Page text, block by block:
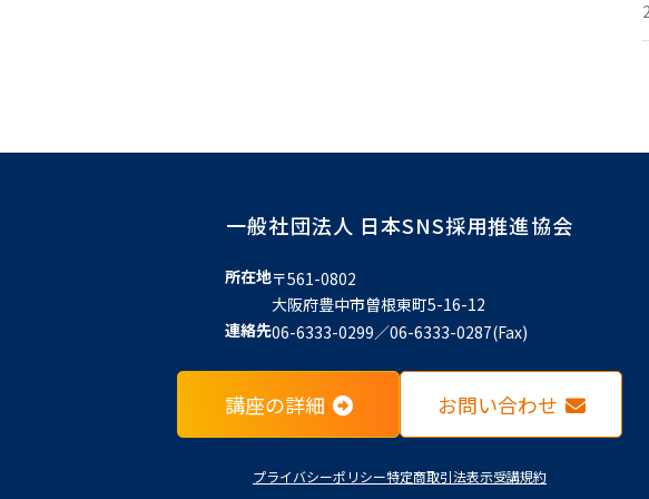
一般社団法人 日本SNS採用推進協会
所在地〒561-0802
大阪府豊中市曽根東町5-16-12
連絡先06-6333-0299／06-6333-0287(Fax)
講座の詳細 お問い合わせ
プライバシーポリシー特定商取引法表示受講規約